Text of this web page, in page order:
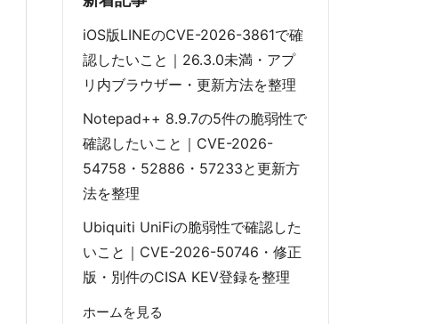
iOS版LINEのCVE-2026-3861で確
認したいこと｜26.3.0未満・アプ
リ内ブラウザー・更新方法を整理
Notepad++ 8.9.7の5件の脆弱性で
確認したいこと｜CVE-2026-
54758・52886・57233と更新方
法を整理
Ubiquiti UniFiの脆弱性で確認した
いこと｜CVE-2026-50746・修正
版・別件のCISA KEV登録を整理
ホームを見る